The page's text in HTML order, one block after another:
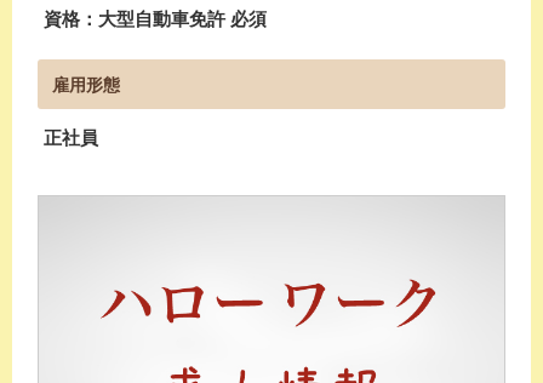
資格：大型自動車免許 必須
雇用形態
正社員